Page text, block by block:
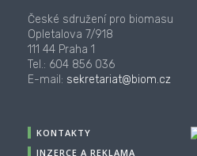
České sdružení pro biomasu
Opletalova 7/918
111 44 Praha 1
Tel.: 604 856 036
E-mail: sekretariat@biom.cz
KONTAKTY
INZERCE A REKLAMA